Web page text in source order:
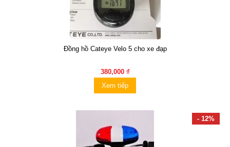
Đồng hồ Cateye Velo 5 cho xe đạp
380,000 ₫
Xem tiếp
- 12%